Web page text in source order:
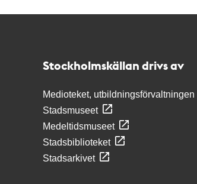
Stockholmskällan drivs av
Medioteket, utbildningsförvaltningen
Stadsmuseet
Medeltidsmuseet
Stadsbiblioteket
Stadsarkivet